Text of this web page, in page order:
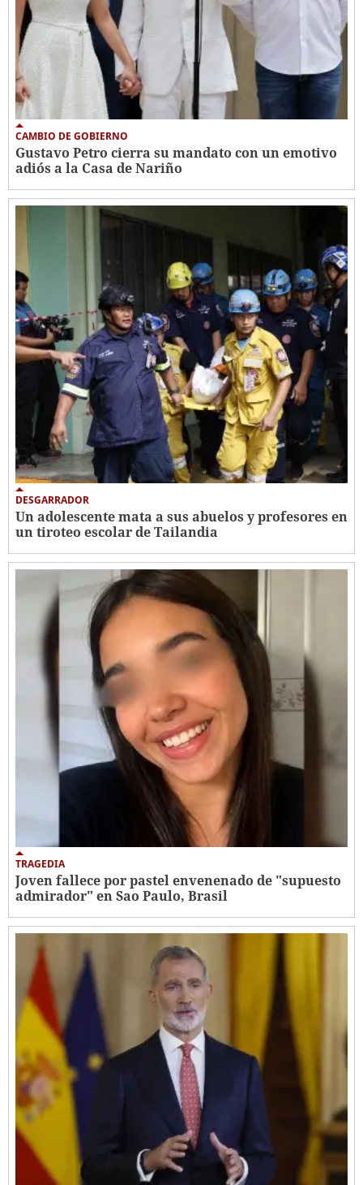
CAMBIO DE GOBIERNO
Gustavo Petro cierra su mandato con un emotivo
adiós a la Casa de Nariño
DESGARRADOR
Un adolescente mata a sus abuelos y profesores en
un tiroteo escolar de Tailandia
TRAGEDIA
Joven fallece por pastel envenenado de "supuesto
admirador" en Sao Paulo, Brasil